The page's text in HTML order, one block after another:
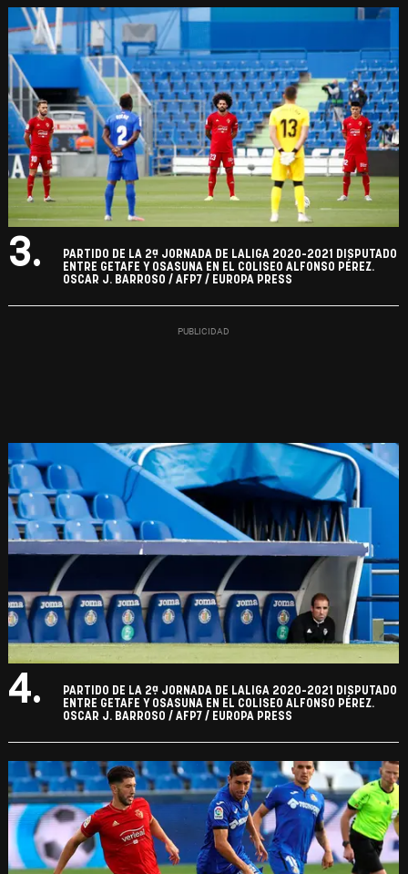
3.
PARTIDO DE LA 2ª JORNADA DE LALIGA 2020-2021 DISPUTADO
ENTRE GETAFE Y OSASUNA EN EL COLISEO ALFONSO PÉREZ.
OSCAR J. BARROSO / AFP7 / EUROPA PRESS
4.
PARTIDO DE LA 2ª JORNADA DE LALIGA 2020-2021 DISPUTADO
ENTRE GETAFE Y OSASUNA EN EL COLISEO ALFONSO PÉREZ.
OSCAR J. BARROSO / AFP7 / EUROPA PRESS